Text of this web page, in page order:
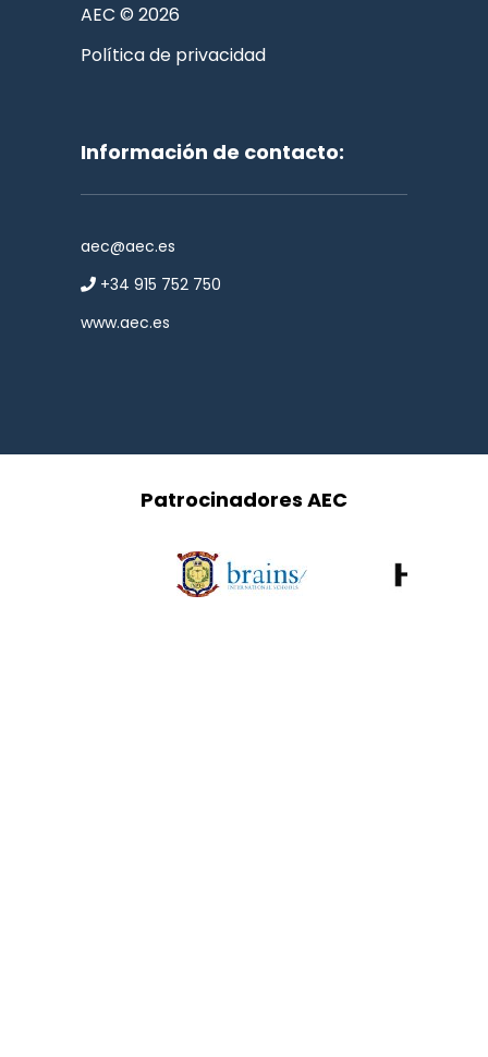
AEC © 2026
Política de privacidad
Información de contacto:
aec@aec.es
+34 915 752 750
www.aec.es
Patrocinadores AEC